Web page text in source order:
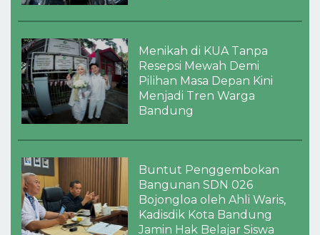
Menikah di KUA Tanpa
Resepsi Mewah Demi
Pilihan Masa Depan Kini
Menjadi Tren Warga
Bandung
Buntut Penggembokan
Bangunan SDN 026
Bojongloa oleh Ahli Waris,
Kadisdik Kota Bandung
Jamin Hak Belajar Siswa